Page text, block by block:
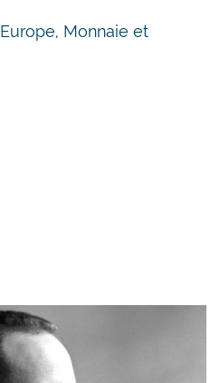
Europe, Monnaie et